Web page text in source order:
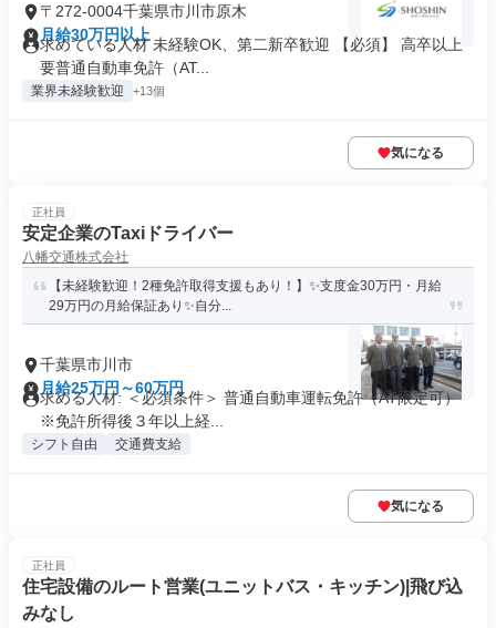
〒272-0004千葉県市川市原木
月給30万円以上
求めている人材 未経験OK、第二新卒歓迎 【必須】 高卒以上
要普通自動車免許（AT...
業界未経験歓迎 +13個
気になる
正社員
安定企業のTaxiドライバー
八幡交通株式会社
【未経験歓迎！2種免許取得支援もあり！】✨支度金30万円・月給
29万円の月給保証あり✨自分...
千葉県市川市
月給25万円～60万円
求める人材: ＜必須条件＞ 普通自動車運転免許（AT限定可）
※免許所得後３年以上経...
シフト自由 交通費支給
気になる
正社員
住宅設備のルート営業(ユニットバス・キッチン)|飛び込
みなし